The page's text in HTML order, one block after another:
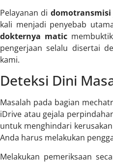
Pelayanan di domotransmisi
kali menjadi penyebab
dokternya matic
pengerjaan selalu disertai
kami.
Deteksi Dini
Masalah pada bagian
iDrive atau gejala
untuk menghindari
Anda harus melakukan
Melakukan pemeriksaan